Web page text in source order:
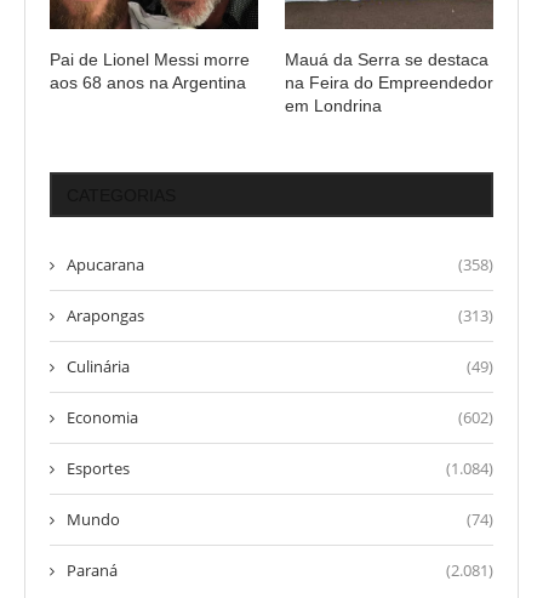
Pai de Lionel Messi morre
aos 68 anos na Argentina
Mauá da Serra se destaca
na Feira do Empreendedor
em Londrina
Apucarana (358)
Arapongas (313)
Culinária (49)
Economia (602)
Esportes (1.084)
Mundo (74)
Paraná (2.081)